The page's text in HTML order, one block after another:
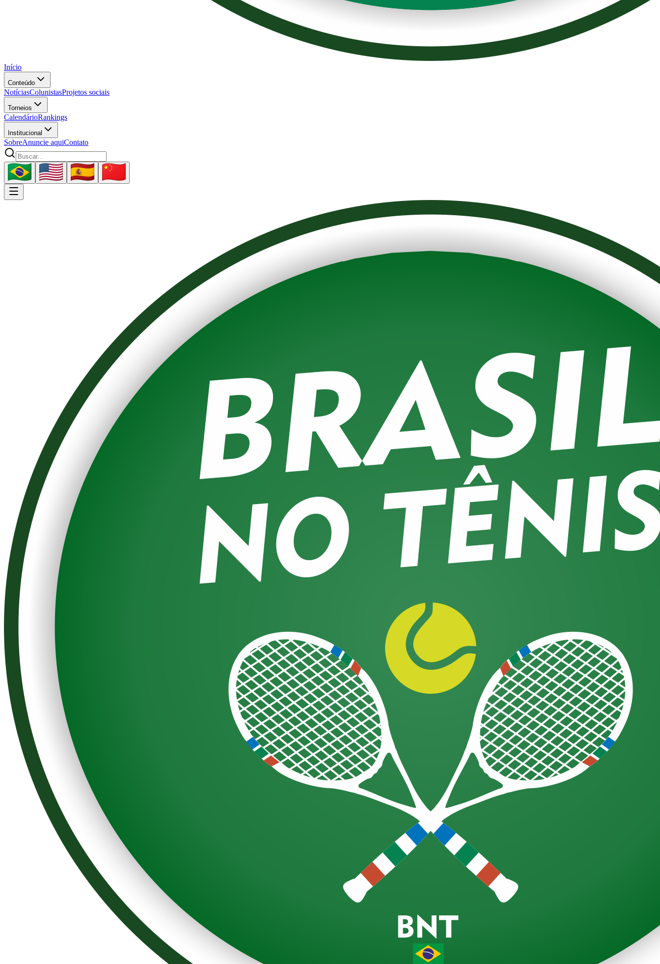
Início
Conteúdo
NotíciasColunistasProjetos sociais
Torneios
CalendárioRankings
Institucional
SobreAnuncie aquiContato